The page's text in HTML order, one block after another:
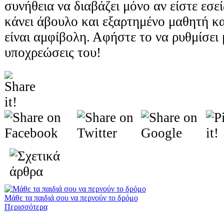
συνήθεια να διαβάζει μόνο αν είστε
κάνει άβουλο και εξαρτημένο μαθητή
είναι αμφίβολη. Αφήστε το να ρυθμίσει
υποχρεώσεις του!
Μάθε τα παιδιά σου να περνούν το δρόμο
Περισσότερα